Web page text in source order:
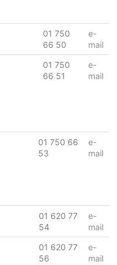
01 750
66 50
e-
mail
01 750
66 51
e-
mail
01 750 66
53
e-
mail
01 620 77
54
e-
mail
01 620 77
56
e-
mail